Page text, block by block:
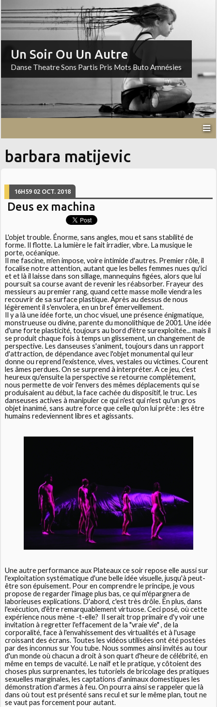
Un Soir Ou Un Autre
Danse Theatre Sons Partis Pris Mots Buto Amnésies
barbara matijevic
16H59 02 OCT. 2018
Deus ex machina
L'objet trouble. Énorme, sans angles, mou et sans stabilité de
forme. Il flotte. La lumière le fait irradier, vibre. La musique le
porte, océanique.
Il me fascine, m'en impose, voire intimide d'autres. Premier rôle, il
focalise notre attention, autant que les belles femmes nues qu'ici
et et là il laisse dans son sillage, mannequins figées, alors que lui
poursuit sa course avant de revenir les réabsorber. Frayeur des
messieurs au premier rang, quand cette masse molle viendra les
recouvrir de sa surface plastique. Après au dessus de nous
légèrement il s'envolera, en un bref émerveillement.
Il y a là une idée forte, un choc visuel, une présence énigmatique,
monstrueuse ou divine, parente du monolithique de 2001. Une idée
d'une forte plasticité, toujours au bord d'être surexploitée... mais il
se produit chaque fois à temps un glissement, un changement de
perspective. Les danseuses s'animent, toujours dans un rapport
d'attraction, de dépendance avec l'objet monumental qui leur
donne ou reprend l'existence, vives, vestales ou victimes. Courent
les âmes perdues. On se surprend à interpréter. A ce jeu, c'est
heureux qu'ensuite la perspective se retourne complètement,
nous permette de voir l'envers des mêmes déplacements qui se
produisaient au début, la face cachée du dispositif, le truc. Les
danseuses actives à manipuler ce qui n'est qui n'est qu'un gros
objet inanimé, sans autre force que celle qu'on lui prête : les être
humains redeviennent libres et agissants.
Une autre performance aux Plateaux ce soir repose elle aussi sur
l'exploitation systématique d'une belle idée visuelle, jusqu'à peut-
être son épuisement. Pour en comprendre le principe, je vous
propose de regarder l'image plus bas, ce qui m'épargnera de
laborieuses explications. D'abord, c'est très drôle. En plus, dans
l'exécution, d'être remarquablement virtuose. Ceci posé, où cette
expérience nous mène -t-elle? Il serait trop primaire d'y voir une
invitation à regretter l'effacement de la "vraie vie" , de la
corporalité, face à l'envahissement des virtualités et à l'usage
croissant des écrans. Toutes les vidéos utilisées ont été postées
par des inconnus sur You tube. Nous sommes ainsi invités au tour
d'un monde où chacun a droit à son quart d'heure de célébrité, en
même en temps de vacuité. Le naïf et le pratique, y côtoient des
choses plus surprenantes, les tutoriels de bricolage des pratiques
sexuelles marginales, les captations d'animaux domestiques les
démonstration d'armes à feu. On pourra ainsi se rappeler que là
dans où tout est présenté sans recul et sur le même plan, tout ne
se vaut pas forcement pour autant.